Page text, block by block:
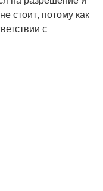
стоит, потому как
с